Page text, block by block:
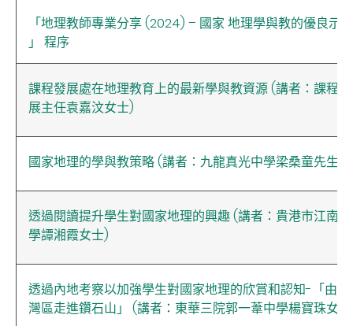
「地理教師專業分享 (2024) – 國家 地理學與教的優良示例
」 程序
課程發展處在地理教育上的最新學與教資源 (講者：課程發
展主任袁嘉汶女士)
國家地理的學與教策略 (講者：九龍真光中學梁桑童先生)
透過閱讀提升學生對國家地理的興趣 (講者：貴港市江南中
學譚湘霞女士)
透過內地考察以加強學生對國家地理的欣賞和認知-「由大
灣區走進鑽石山」 (講者：東華三院郭一葦中學楊寶珠女